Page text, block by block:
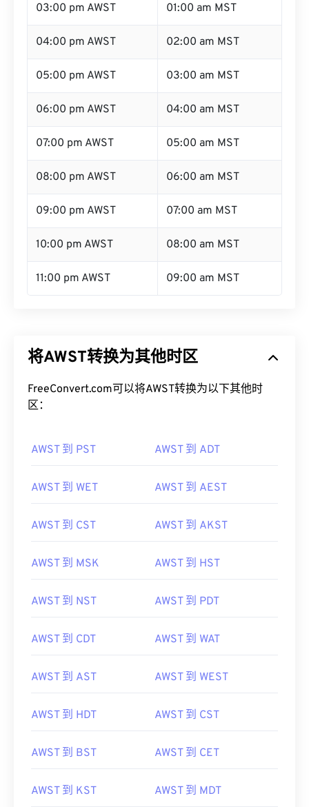
03:00 pm AWST 01:00 am MST
04:00 pm AWST 02:00 am MST
05:00 pm AWST 03:00 am MST
06:00 pm AWST 04:00 am MST
07:00 pm AWST 05:00 am MST
08:00 pm AWST 06:00 am MST
09:00 pm AWST 07:00 am MST
10:00 pm AWST 08:00 am MST
11:00 pm AWST 09:00 am MST
将AWST转换为其他时区
FreeConvert.com可以将AWST转换为以下其他时
区：
AWST 到 PST AWST 到 ADT
AWST 到 WET AWST 到 AEST
AWST 到 CST AWST 到 AKST
AWST 到 MSK AWST 到 HST
AWST 到 NST AWST 到 PDT
AWST 到 CDT AWST 到 WAT
AWST 到 AST AWST 到 WEST
AWST 到 HDT AWST 到 CST
AWST 到 BST AWST 到 CET
AWST 到 KST AWST 到 MDT